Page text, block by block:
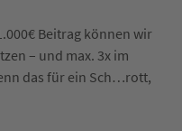
Beitrag können wir
– und max. 3x im
das für ein Sch…rott,